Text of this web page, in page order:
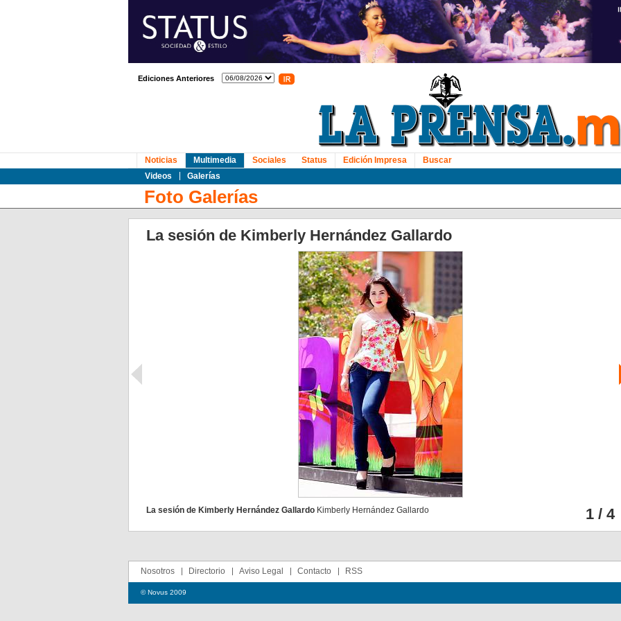
Ediciones Anteriores
Noticias
Multimedia
Videos
Galerías
Sociales Status Edición Impresa Buscar
Foto Galerías
La sesión de Kimberly Hernández Gallardo
1 / 4
La sesión de Kimberly Hernández GallardoKimberly Hernández Gallardo
Nosotros Directorio Aviso Legal Contacto RSS
© Novus 2009